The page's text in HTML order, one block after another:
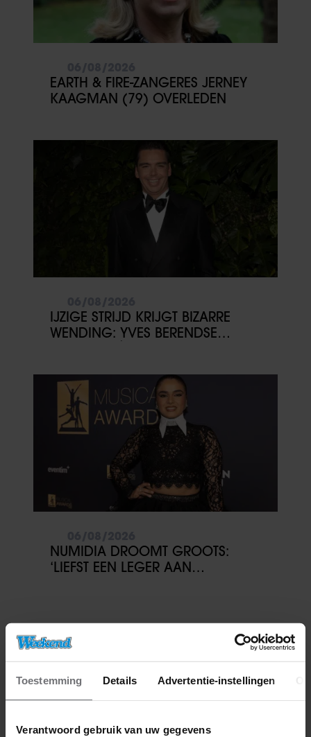
Toestemming Details Advertentie-instellingen
Verantwoord gebruik van uw gegevens
EARTH & FIRE-ZANGERES JERNEY
KAAGMAN (79) OVERLEDEN
IJZIGE STRIJD KRIJGT BIZARRE
WENDING: YVES BERENDSE
NUMIDIA DROOMT GROOTS:
‘LIEFST EEN LEGER AAN